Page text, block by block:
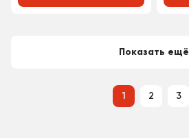
Показать ещё
1 2 3